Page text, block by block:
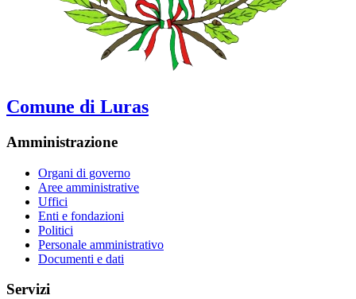
Comune di Luras
Amministrazione
Organi di governo
Aree amministrative
Uffici
Enti e fondazioni
Politici
Personale amministrativo
Documenti e dati
Servizi